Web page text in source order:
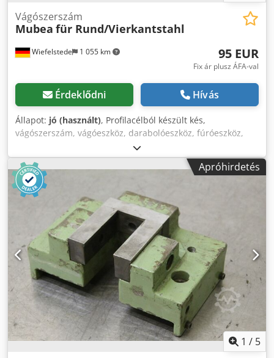
Wiefelstede 1 055 km
Vágószerszám
Mubea für Rund/Vierkantstahl
95 EUR
Fix ár plusz ÁFA-val
Érdeklődni Hívás
Állapot: jó (használt), Profilacélból készült kés,
vágószerszám, vágóeszköz, darabolóeszköz, fúróeszköz,
fúró, fúrómatrica, fúróbélyeg, késtartó lap -Gyártó: Mubea,
késtartó lap, vágószerszám négyszögletes acél / köracélhoz
-Négyszögletes acél: 27x27 mm / 50x50 mm -Köracél: Ø
31/56 mm Crsdoznadvjpfx Amasf -Mennyiség: 2 db
vágószerszám áll rendelkezésre -Ár: darabár -Méretek:
185/185/H40 mm -Súly: 8,8 kg/db.
Apróhirdetés
1 / 5